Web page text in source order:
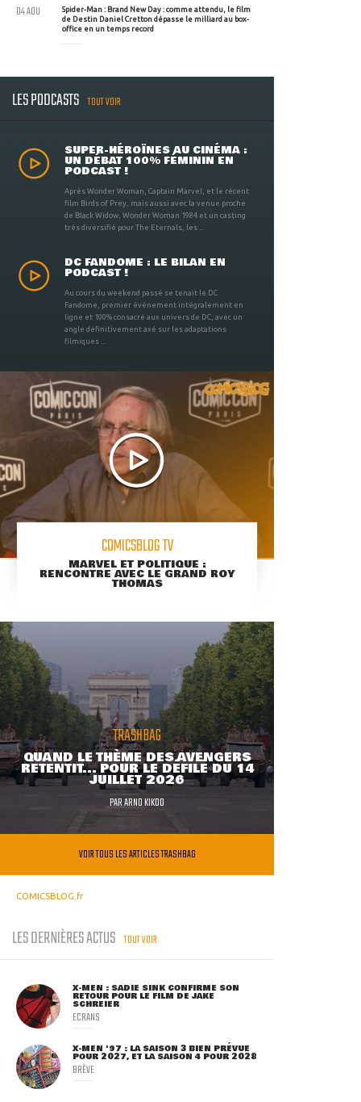
Spider-Man : Brand New Day : comme attendu, le film
de Destin Daniel Cretton dépasse le milliard au box-
office en un temps record
04 AOU
LES PODCASTS TOUT VOIR
SUPER-HÉROÏNES AU CINÉMA :
UN DÉBAT 100% FÉMININ EN
PODCAST !
Après Wonder Woman, Captain Marvel, et le récent
film Birds of Prey, mais aussi avec la venue proche
de Black Widow, Wonder Woman 1984 et un casting
très diversifié pour The Eternals, les ...
DC FANDOME : LE BILAN EN
PODCAST !
Au cours du weekend passé se tenait le DC
Fandome, premier évènement intégralement en
ligne et 100% consacré aux univers de DC, avec un
angle définitivement axé sur les adaptations
filmiques ...
COMICSBLOG TV
MARVEL ET POLITIQUE :
RENCONTRE AVEC LE GRAND ROY
THOMAS
TRASHBAG
QUAND LE THÈME DES AVENGERS
RETENTIT... POUR LE DÉFILÉ DU 14
JUILLET 2026
PARARNO KIKOO
VOIR TOUS LES ARTICLES TRASHBAG
COMICSBLOG.fr
LES DERNIÈRES ACTUS TOUT VOIR
X-MEN : SADIE SINK CONFIRME SON
RETOUR POUR LE FILM DE JAKE
SCHREIER
ECRANS
X-MEN '97 : LA SAISON 3 BIEN PRÉVUE
POUR 2027, ET LA SAISON 4 POUR 2028
BRÈVE